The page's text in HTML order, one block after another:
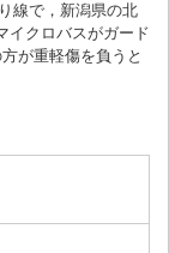
線で，新潟県の北
イクロバスがガード
が重軽傷を負うと